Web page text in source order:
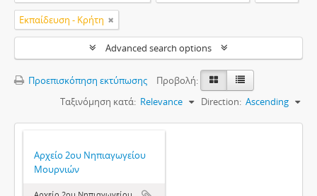
Εκπαίδευση - Κρήτη
Advanced search options
Προεπισκόπηση εκτύπωσης
Προβολή:
Ταξινόμηση κατά: Relevance Direction: Ascending
Αρχείο 2ου Νηπιαγωγείου
Μουρνιών